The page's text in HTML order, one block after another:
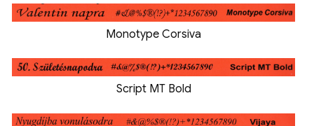
Monotype Corsiva
Script MT Bold